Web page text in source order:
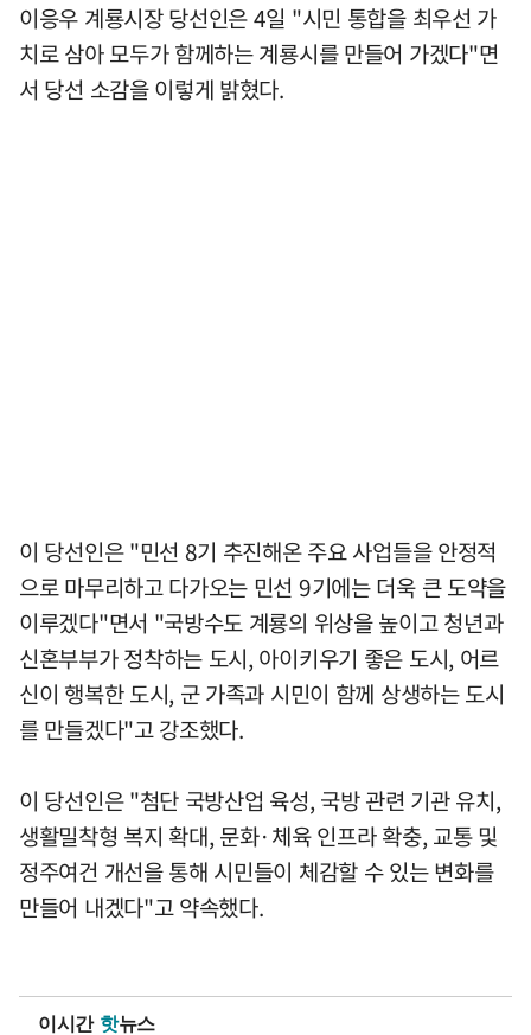
이응우 계룡시장 당선인은 4일 "시민 통합을 최우선 가
치로 삼아 모두가 함께하는 계룡시를 만들어 가겠다"면
서 당선 소감을 이렇게 밝혔다.
이 당선인은 "민선 8기 추진해온 주요 사업들을 안정적
으로 마무리하고 다가오는 민선 9기에는 더욱 큰 도약을
이루겠다"면서 "국방수도 계룡의 위상을 높이고 청년과
신혼부부가 정착하는 도시, 아이키우기 좋은 도시, 어르
신이 행복한 도시, 군 가족과 시민이 함께 상생하는 도시
를 만들겠다"고 강조했다.
이 당선인은 "첨단 국방산업 육성, 국방 관련 기관 유치,
생활밀착형 복지 확대, 문화·체육 인프라 확충, 교통 및
정주여건 개선을 통해 시민들이 체감할 수 있는 변화를
만들어 내겠다"고 약속했다.
이시간 핫뉴스